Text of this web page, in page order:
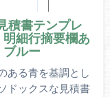
積書テンプレ
細行摘要欄あ
ルー
ある青を基調とし
ドックスな見積書